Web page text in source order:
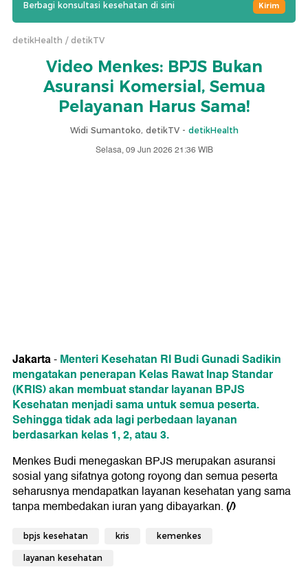
Berbagi konsultasi kesehatan di sini Kirim
detikHealth detikTV
Video Menkes: BPJS Bukan
Asuransi Komersial, Semua
Pelayanan Harus Sama!
Widi Sumantoko, detikTV - detikHealth
Selasa, 09 Jun 2026 21:36 WIB
Jakarta-Menteri Kesehatan RI Budi Gunadi Sadikin
mengatakan penerapan Kelas Rawat Inap Standar
(KRIS) akan membuat standar layanan BPJS
Kesehatan menjadi sama untuk semua peserta.
Sehingga tidak ada lagi perbedaan layanan
berdasarkan kelas 1, 2, atau 3.
Menkes Budi menegaskan BPJS merupakan asuransi
sosial yang sifatnya gotong royong dan semua peserta
seharusnya mendapatkan layanan kesehatan yang sama
tanpa membedakan iuran yang dibayarkan.(/)
bpjs kesehatan kris kemenkes
layanan kesehatan